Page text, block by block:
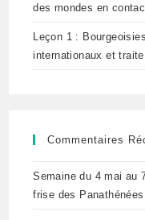
des mondes en
Leçon 1 :
internationaux et
Commentaires
Semaine du 4 mai au
frise des